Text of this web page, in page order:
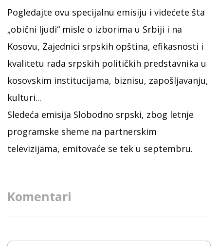
Pogledajte ovu specijalnu emisiju i videćete šta
„obični ljudi“ misle o izborima u Srbiji i na
Kosovu, Zajednici srpskih opština, efikasnosti i
kvalitetu rada srpskih političkih predstavnika u
kosovskim institucijama, biznisu, zapošljavanju,
kulturi...
Sledeća emisija Slobodno srpski, zbog letnje
programske sheme na partnerskim
televizijama, emitovaće se tek u septembru.
Komentari